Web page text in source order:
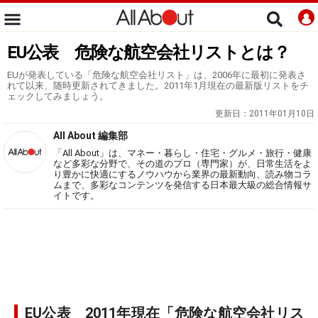
EU公表 危険な航空会社リストとは？
EUが発表している「危険な航空会社リスト」は、2006年に最初に発表さ
れて以来、随時更新されてきました。2011年1月現在の最新版リストをチ
ェックしてみましょう。
更新日： 2011年01月10日
All About 編集部
「All About」は、マネー・暮らし・住宅・グルメ・旅行・健康
など多彩な分野で、その道のプロ（専門家）が、日常生活をよ
り豊かに快適にするノウハウから業界の最新動向、読み物コラ
ムまで、多彩なコンテンツを発信する日本最大級の総合情報サ
イトです。
EU公表 2011年現在「危険な航空会社リス